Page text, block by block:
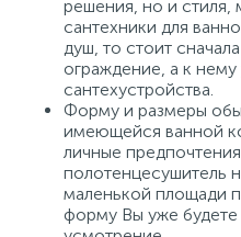
решения, но и стиля,
сантехники для
душ, то стоит
ограждение, а к
сантехустройства.
Форму и размеры
имеющейся ванной
личные
полотенцесушитель
маленькой площади
форму Вы уже будете